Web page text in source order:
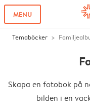
MENU
Temaböcker
Skapa en fotobok på
bilden i en